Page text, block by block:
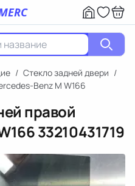
/ Стекло задней двери /
Benz M W166
правой
33210431719